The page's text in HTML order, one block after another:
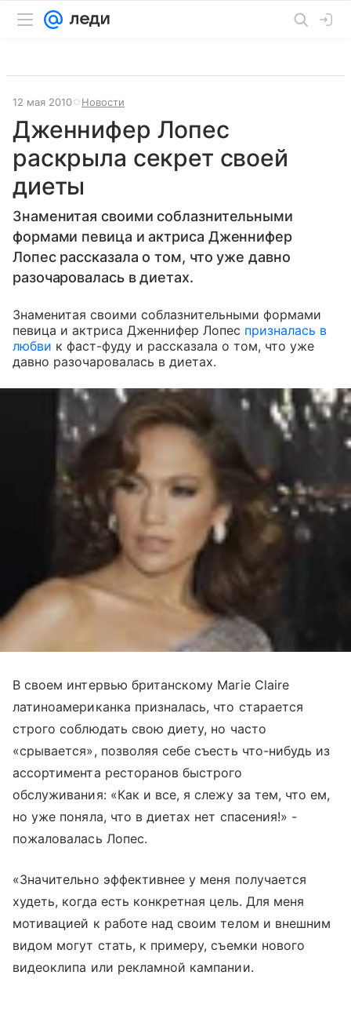
12 мая 2010 Новости
Дженнифер Лопес
раскрыла секрет своей
диеты
Знаменитая своими соблазнительными
формами певица и актриса Дженнифер
Лопес рассказала о том, что уже давно
разочаровалась в диетах.
Знаменитая своими соблазнительными формами
певица и актриса Дженнифер Лопес призналась в
любви к фаст-фуду и рассказала о том, что уже
давно разочаровалась в диетах.
В своем интервью британскому Marie Claire
латиноамериканка призналась, что старается
строго соблюдать свою диету, но часто
«срывается», позволяя себе съесть что-нибудь из
ассортимента ресторанов быстрого
обслуживания: «Как и все, я слежу за тем, что ем,
но уже поняла, что в диетах нет спасения!» -
пожаловалась Лопес.
«Значительно эффективнее у меня получается
худеть, когда есть конкретная цель. Для меня
мотивацией к работе над своим телом и внешним
видом могут стать, к примеру, съемки нового
видеоклипа или рекламной кампании.